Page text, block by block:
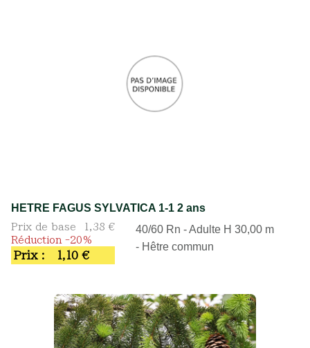
HETRE FAGUS SYLVATICA 1-1 2 ans
Prix de base
1,38 €
Réduction -20%
Prix : 1,10 €
40/60 Rn - Adulte H 30,00 m
- Hêtre commun